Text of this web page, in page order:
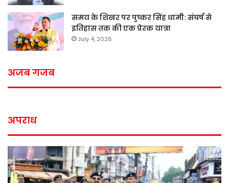
समय के शिखर पर पुष्कर सिंह धामी: संघर्ष से
इतिहास तक की एक प्रेरक यात्रा
July 4, 2026
अजब गजब
अपराध